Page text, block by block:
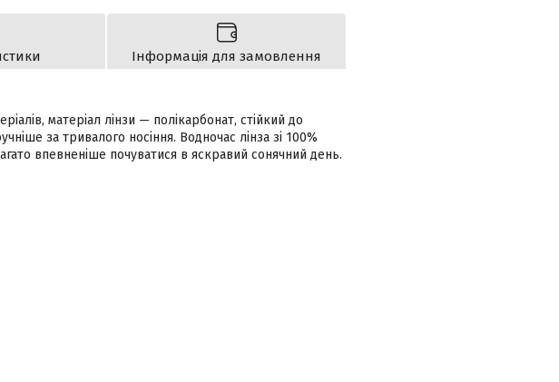
Інформація для замовлення
матеріал лінзи — полікарбонат, стійкий до
за тривалого носіння. Водночас лінза зі 100%
впевненіше почуватися в яскравий сонячний день.